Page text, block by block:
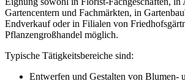
Gartencentern und Fachmärkten, in
Endverkauf oder in Filialen von
Pflanzengroßhandel möglich.
Typische Tätigkeitsbereiche sind:
Entwerfen und Gestalten von Blumen-